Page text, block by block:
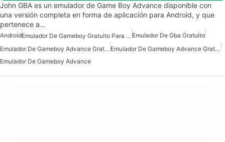
John GBA es un emulador de Game Boy Advance disponible con
una versión completa en forma de aplicación para Android, y que
pertenece a…
Android Emulador De Gameboy Gratuito Para Android Emulador De Gba Gratuito
Emulador De Gameboy Advance Gratuito Para Android
Emulador De Gameboy Advance Gratuito
Emulador De Gameboy Advance